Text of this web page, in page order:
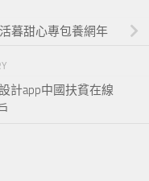
暮甜心專包養網年
計app中國扶貧在線